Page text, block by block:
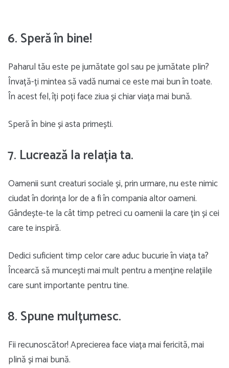
6. Speră în bine!
Paharul tău este pe jumătate gol sau pe jumătate plin?
Învață-ți mintea să vadă numai ce este mai bun în toate.
În acest fel, îți poți face ziua și chiar viața mai bună.
Speră în bine și asta primești.
7. Lucrează la relația ta.
Oamenii sunt creaturi sociale și, prin urmare, nu este nimic
ciudat în dorința lor de a fi în compania altor oameni.
Gândește-te la cât timp petreci cu oamenii la care țin și cei
care te inspiră.
Dedici suficient timp celor care aduc bucurie în viața ta?
Încearcă să muncești mai mult pentru a menține relațiile
care sunt importante pentru tine.
8. Spune mulțumesc.
Fii recunoscător! Aprecierea face viața mai fericită, mai
plină și mai bună.